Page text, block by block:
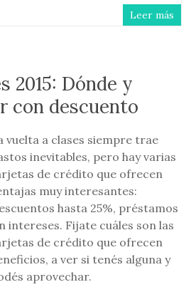
Leer más
2015: Dónde y
con descuento
vuelta a clases siempre trae
inevitables, pero hay varias
de crédito que ofrecen
muy interesantes:
hasta 25%, préstamos
intereses. Fijate cuáles son las
de crédito que ofrecen
a ver si tenés alguna y
aprovechar.